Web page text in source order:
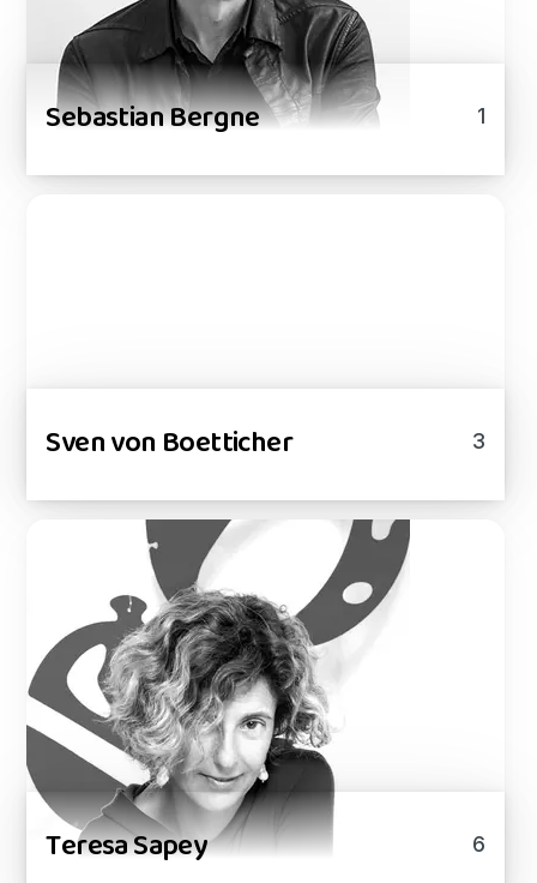
Sebastian Bergne 1
Sven von Boetticher 3
Teresa Sapey 6